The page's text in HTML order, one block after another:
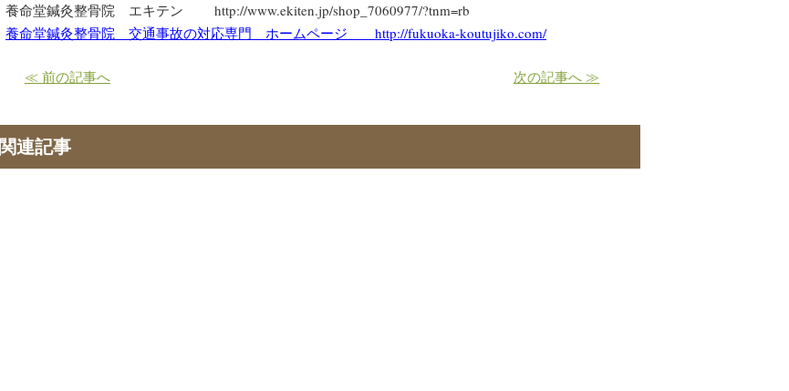
養命堂鍼灸整骨院 エキテン http://www.ekiten.jp/shop_7060977/?tnm=rb
養命堂鍼灸整骨院 交通事故の対応専門 ホームページ http://fukuoka-koutujiko.com/
≪ 前の記事へ 次の記事へ ≫
関連記事